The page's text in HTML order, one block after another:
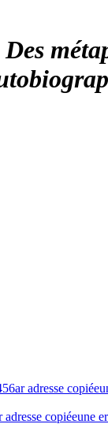
Des
adresse copiée
adresse copiéeune